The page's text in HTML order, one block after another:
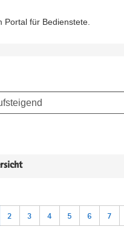
Portal für Bedienstete.
2 3 4 5 6 7